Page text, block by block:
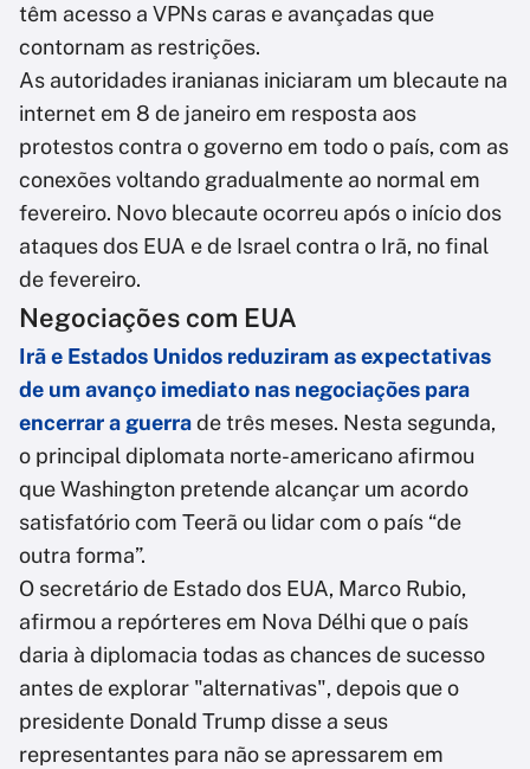
têm acesso a VPNs caras e avançadas que
contornam as restrições.
As autoridades iranianas iniciaram um blecaute na
internet em 8 de janeiro em resposta aos
protestos contra o governo em todo o país, com as
conexões voltando gradualmente ao normal em
fevereiro. Novo blecaute ocorreu após o início dos
ataques dos EUA e de Israel contra o Irã, no final
de fevereiro.
Negociações com EUA
Irã e Estados Unidos reduziram as expectativas
de um avanço imediato nas negociações para
encerrar a guerrade três meses. Nesta segunda,
o principal diplomata norte-americano afirmou
que Washington pretende alcançar um acordo
satisfatório com Teerã ou lidar com o país “de
outra forma”.
O secretário de Estado dos EUA, Marco Rubio,
afirmou a repórteres em Nova Délhi que o país
daria à diplomacia todas as chances de sucesso
antes de explorar "alternativas", depois que o
presidente Donald Trump disse a seus
representantes para não se apressarem em